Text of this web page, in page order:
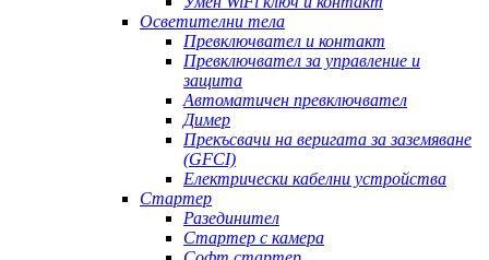
Осветителни тела
Превключвател и контакт
Превключвател за управление и
защита
Автоматичен превключвател
Димер
Прекъсвачи на веригата за заземяване
(GFCI)
Електрически кабелни устройства
Стартер
Разединител
Стартер с камера